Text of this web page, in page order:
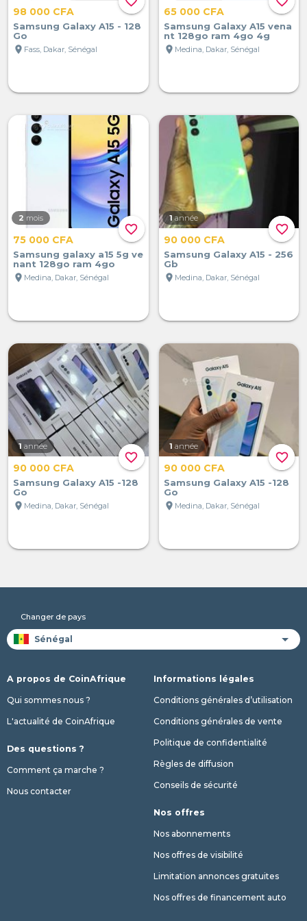
98 000 CFA
Samsung Galaxy A15 - 128
Go
location_on Fass, Dakar, Sénégal
65 000 CFA
Samsung Galaxy A15 vena
nt 128go ram 4go 4g
location_on Medina, Dakar, Sénégal
favorite_border
2 mois
75 000 CFA
Samsung galaxy a15 5g ve
nant 128go ram 4go
location_on Medina, Dakar, Sénégal
favorite_border
1 année
90 000 CFA
Samsung Galaxy A15 - 256
Gb
location_on Medina, Dakar, Sénégal
favorite_border
1 année
90 000 CFA
Samsung Galaxy A15 -128
Go
location_on Medina, Dakar, Sénégal
favorite_border
1 année
90 000 CFA
Samsung Galaxy A15 -128
Go
location_on Medina, Dakar, Sénégal
Changer de pays
A propos de CoinAfrique
Qui sommes nous ?
L'actualité de CoinAfrique
Des questions ?
Comment ça marche ?
Nous contacter
Informations légales
Conditions générales d’utilisation
Conditions générales de vente
Politique de confidentialité
Règles de diffusion
Conseils de sécurité
Nos offres
Nos abonnements
Nos offres de visibilité
Limitation annonces gratuites
Nos offres de financement auto